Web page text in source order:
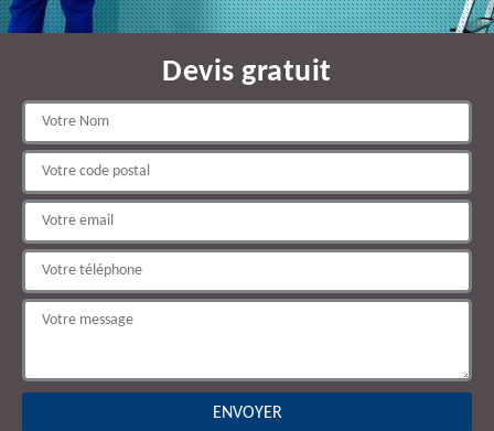
Devis gratuit